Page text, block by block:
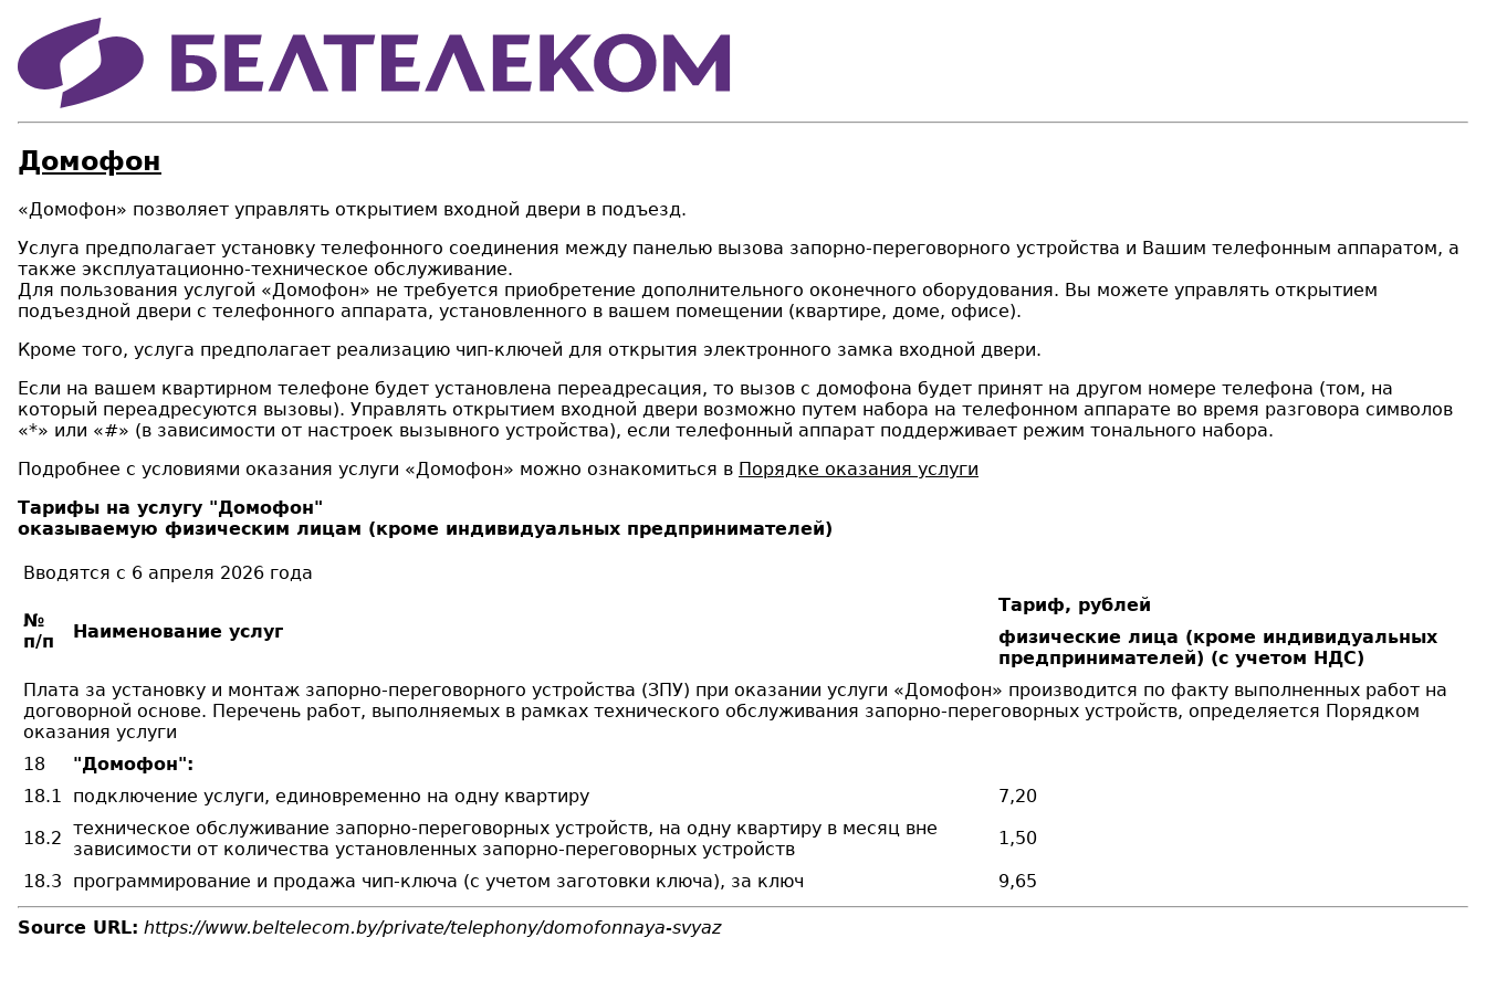
Домофон
«Домофон» позволяет управлять открытием входной двери в подъезд.
Услуга предполагает установку телефонного соединения между панелью вызова запорно-переговорного устройства и Вашим телефонным аппаратом, а
также эксплуатационно-техническое обслуживание.
Для пользования услугой «Домофон» не требуется приобретение дополнительного оконечного оборудования. Вы можете управлять открытием
подъездной двери с телефонного аппарата, установленного в вашем помещении (квартире, доме, офисе).
Кроме того, услуга предполагает реализацию чип-ключей для открытия электронного замка входной двери.
Если на вашем квартирном телефоне будет установлена переадресация, то вызов с домофона будет принят на другом номере телефона (том, на
который переадресуются вызовы). Управлять открытием входной двери возможно путем набора на телефонном аппарате во время разговора символов
«*» или «#» (в зависимости от настроек вызывного устройства), если телефонный аппарат поддерживает режим тонального набора.
Подробнее с условиями оказания услуги «Домофон» можно ознакомиться в Порядке оказания услуги
Тарифы на услугу "Домофон"
оказываемую физическим лицам (кроме индивидуальных предпринимателей)
Вводятся с 6 апреля 2026 года
№
п/п
Наименование услуг
Тариф, рублей
физические лица (кроме индивидуальных
предпринимателей) (с учетом НДС)
Плата за установку и монтаж запорно-переговорного устройства (ЗПУ) при оказании услуги «Домофон» производится по факту выполненных работ на
договорной основе. Перечень работ, выполняемых в рамках технического обслуживания запорно-переговорных устройств, определяется Порядком
оказания услуги
18
"Домофон":
18.1
подключение услуги, единовременно на одну квартиру
7,20
18.2 техническое обслуживание запорно-переговорных устройств, на одну квартиру в месяц вне
зависимости от количества установленных запорно-переговорных устройств
1,50
18.3 программирование и продажа чип-ключа (с учетом заготовки ключа), за ключ 9,65
Source URL: https://www.beltelecom.by/private/telephony/domofonnaya-svyaz